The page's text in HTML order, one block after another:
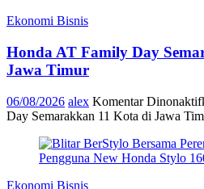
Ekonomi Bisnis
Honda AT Family Day
Jawa Timur
06/08/2026 alex Komentar
Day Semarakkan 11 Kota di Jawa
Ekonomi Bisnis